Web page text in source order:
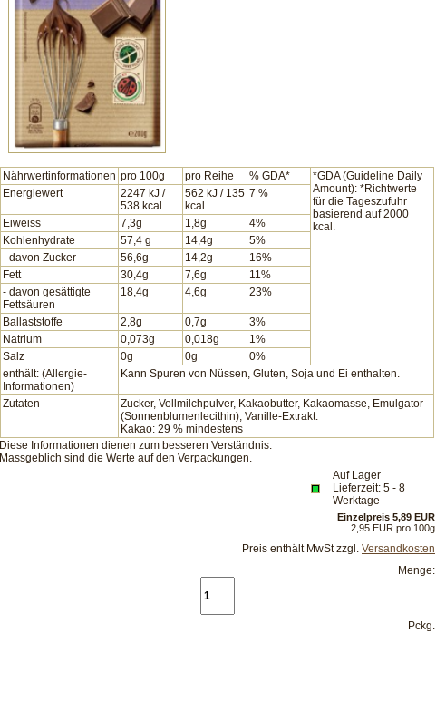
Nährwertinformationen pro 100g pro Reihe % GDA*
*GDA (Guideline Daily
Amount): *Richtwerte
für die Tageszufuhr
basierend auf 2000
kcal.
Energiewert
2247 kJ /
538 kcal
562 kJ / 135
kcal
7 %
Eiweiss 7,3g 1,8g
4%
Kohlenhydrate
57,4 g 14,4g
5%
- davon Zucker
56,6g 14,2g
16%
Fett
30,4g 7,6g
11%
- davon gesättigte
Fettsäuren
18,4g 4,6g 23%
Ballaststoffe 2,8g 0,7g
3%
Natrium
0,073g 0,018g
1%
Salz
0g 0g
0%
enthält: (Allergie-
Informationen)
Kann Spuren von Nüssen, Gluten, Soja und Ei enthalten.
Zutaten
Zucker, Vollmilchpulver, Kakaobutter, Kakaomasse, Emulgator
(Sonnenblumenlecithin), Vanille-Extrakt.
Kakao: 29 % mindestens
Diese Informationen dienen zum besseren Verständnis.
Massgeblich sind die Werte auf den Verpackungen.
Auf Lager
Lieferzeit: 5 - 8
Werktage
Einzelpreis 5,89 EUR
2,95 EUR pro 100g
Preis enthält MwSt zzgl. Versandkosten
Menge:
Pckg.